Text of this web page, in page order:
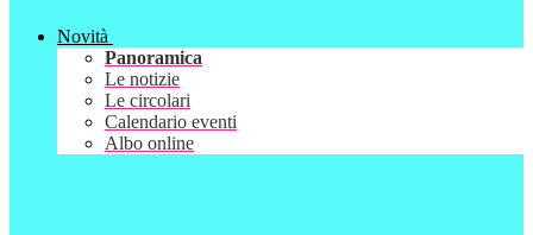
Novità
Panoramica
Le notizie
Le circolari
Calendario eventi
Albo online